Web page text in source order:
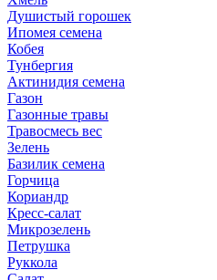
Душистый горошек
Ипомея семена
Кобея
Тунбергия
Актинидия семена
Газон
Газонные травы
Травосмесь вес
Зелень
Базилик семена
Горчица
Кориандр
Кресс-салат
Микрозелень
Петрушка
Руккола